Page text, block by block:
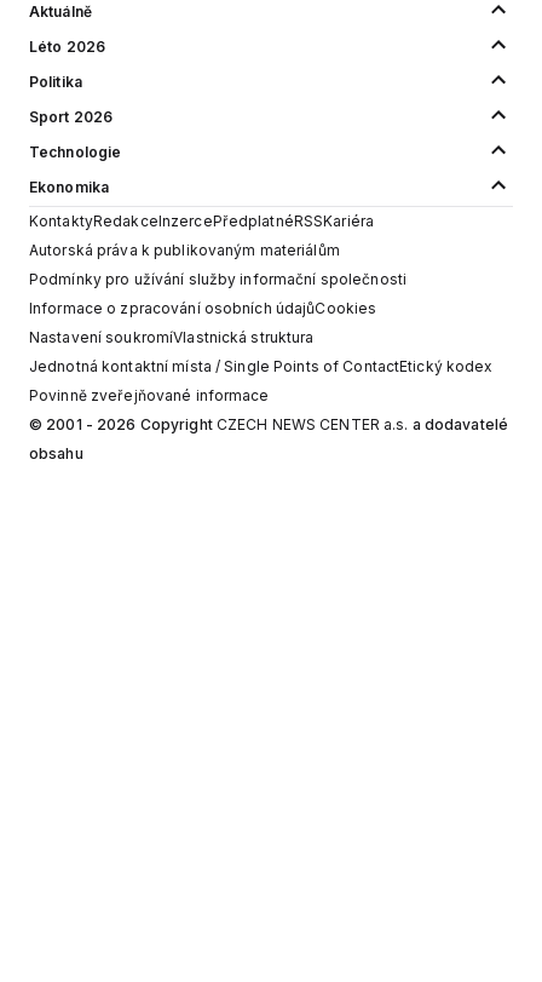
Aktuálně
Léto 2026
Politika
Sport 2026
Technologie
Ekonomika
KontaktyRedakceInzercePředplatnéRSSKariéra
Autorská práva k publikovaným materiálům
Podmínky pro užívání služby informační společnosti
Informace o zpracování osobních údajůCookies
Nastavení soukromíVlastnická struktura
Jednotná kontaktní místa / Single Points of ContactEtický kodex
Povinně zveřejňované informace
© 2001 - 2026 Copyright CZECH NEWS CENTER a.s. a dodavatelé
obsahu